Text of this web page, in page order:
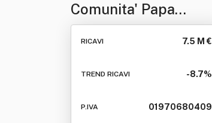
Comunita' Papa
Giovanni Xxiii -
Responsabilita'
RICAVI 7.5 M €
TREND RICAVI -8.7%
P.IVA 01970680409